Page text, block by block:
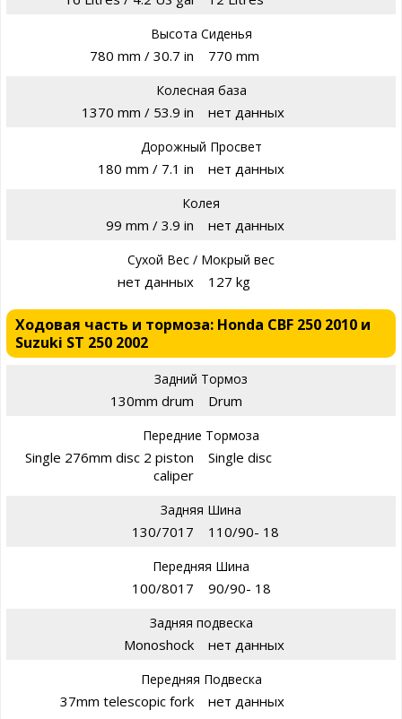
Высота Сиденья
780 mm / 30.7 in 770 mm
Колесная база
1370 mm / 53.9 in нет данных
Дорожный Просвет
180 mm / 7.1 in нет данных
Колея
99 mm / 3.9 in нет данных
Сухой Вес / Мокрый вес
нет данных 127 kg
Ходовая часть и тормоза: Honda CBF 250 2010 и
Suzuki ST 250 2002
Задний Тормоз
130mm drum Drum
Передние Тормоза
Single 276mm disc 2 piston
caliper
Single disc
Задняя Шина
130/7017 110/90- 18
Передняя Шина
100/8017 90/90- 18
Задняя подвеска
Monoshock нет данных
Передняя Подвеска
37mm telescopic fork нет данных